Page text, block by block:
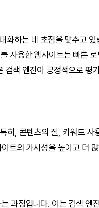
화하는 데 초점을 맞추고
사용한 웹사이트는 빠른
색 엔진이 긍정적으로 평
히, 콘텐츠의 질, 키워드 사
트의 가시성을 높이고 더
과정입니다. 이는 검색 엔